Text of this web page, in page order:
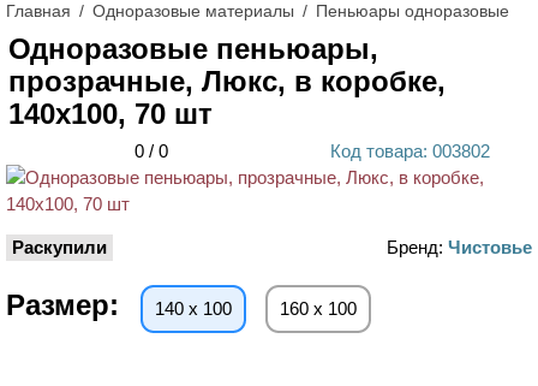
Главная Одноразовые материалы Пеньюары одноразовые
Одноразовые пеньюары,
прозрачные, Люкс, в коробке,
140х100, 70 шт
0 / 0 Код товара: 003802
Раскупили Бренд: Чистовье
Размер: 140 х 100 160 х 100